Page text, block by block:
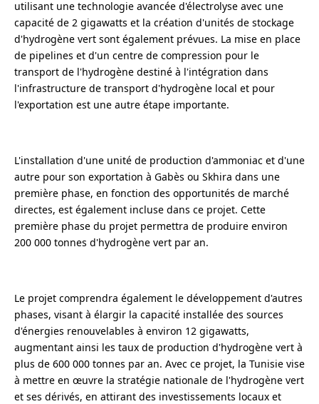
utilisant une technologie avancée d'électrolyse avec une
capacité de 2 gigawatts et la création d'unités de stockage
d'hydrogène vert sont également prévues. La mise en place
de pipelines et d'un centre de compression pour le
transport de l'hydrogène destiné à l'intégration dans
l'infrastructure de transport d'hydrogène local et pour
l'exportation est une autre étape importante.
L'installation d'une unité de production d'ammoniac et d'une
autre pour son exportation à Gabès ou Skhira dans une
première phase, en fonction des opportunités de marché
directes, est également incluse dans ce projet. Cette
première phase du projet permettra de produire environ
200 000 tonnes d'hydrogène vert par an.
Le projet comprendra également le développement d'autres
phases, visant à élargir la capacité installée des sources
d'énergies renouvelables à environ 12 gigawatts,
augmentant ainsi les taux de production d'hydrogène vert à
plus de 600 000 tonnes par an. Avec ce projet, la Tunisie vise
à mettre en œuvre la stratégie nationale de l'hydrogène vert
et ses dérivés, en attirant des investissements locaux et